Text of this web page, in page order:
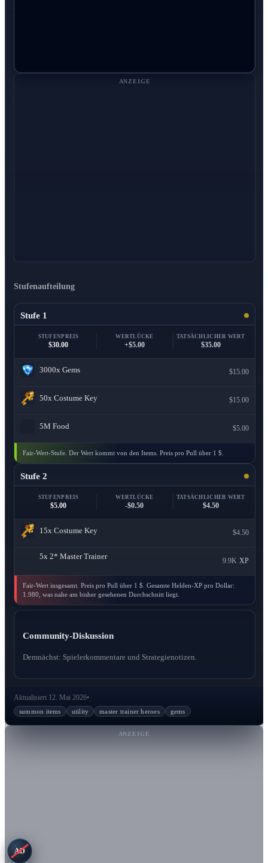
ANZEIGE
Stufenaufteilung
Stufe 1
STUFENPREIS
$30.00
WERTLÜCKE
+$5.00
TATSÄCHLICHER WERT
$35.00
3000x Gems $15.00
50x Costume Key $15.00
5M Food $5.00
Fair-Wert-Stufe. Der Wert kommt von den Items. Preis pro Pull über 1 $.
Stufe 2
STUFENPREIS
$5.00
WERTLÜCKE
-$0.50
TATSÄCHLICHER WERT
$4.50
15x Costume Key $4.50
5x 2* Master Trainer
9.9K XP
Fair-Wert insgesamt. Preis pro Pull über 1 $. Gesamte Helden-XP pro Dollar:
1.980, was nahe am bisher gesehenen Durchschnitt liegt.
Community-Diskussion
Demnächst: Spielerkommentare und Strategienotizen.
Aktualisiert 12. Mai 2026•
summon items utility master trainer heroes gems
ANZEIGE
AD